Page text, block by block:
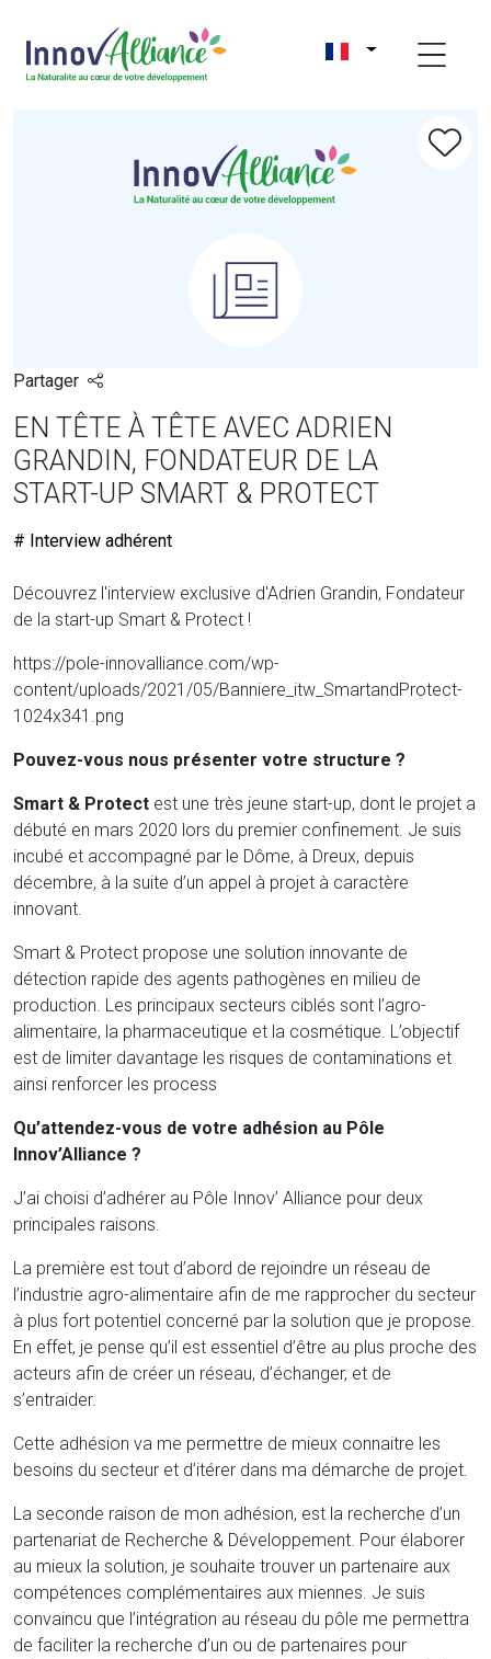
Partager
EN TÊTE À TÊTE AVEC ADRIEN
GRANDIN, FONDATEUR DE LA
START-UP SMART & PROTECT
# Interview adhérent
Découvrez l'interview exclusive d'Adrien Grandin, Fondateur
de la start-up Smart & Protect !
https://pole-innovalliance.com/wp-
content/uploads/2021/05/Banniere_itw_SmartandProtect-
1024x341.png
Pouvez-vous nous présenter votre structure ?
Smart & Protect est une très jeune start-up, dont le projet a
débuté en mars 2020 lors du premier confinement. Je suis
incubé et accompagné par le Dôme, à Dreux, depuis
décembre, à la suite d’un appel à projet à caractère
innovant.
Smart & Protect propose une solution innovante de
détection rapide des agents pathogènes en milieu de
production. Les principaux secteurs ciblés sont l’agro-
alimentaire, la pharmaceutique et la cosmétique. L’objectif
est de limiter davantage les risques de contaminations et
ainsi renforcer les process
Qu’attendez-vous de votre adhésion au Pôle
Innov’Alliance ?
J’ai choisi d’adhérer au Pôle Innov’ Alliance pour deux
principales raisons.
La première est tout d’abord de rejoindre un réseau de
l’industrie agro-alimentaire afin de me rapprocher du secteur
à plus fort potentiel concerné par la solution que je propose.
En effet, je pense qu’il est essentiel d’être au plus proche des
acteurs afin de créer un réseau, d’échanger, et de
s’entraider.
Cette adhésion va me permettre de mieux connaitre les
besoins du secteur et d’itérer dans ma démarche de projet.
La seconde raison de mon adhésion, est la recherche d’un
partenariat de Recherche & Développement. Pour élaborer
au mieux la solution, je souhaite trouver un partenaire aux
compétences complémentaires aux miennes. Je suis
convaincu que l’intégration au réseau du pôle me permettra
de faciliter la recherche d’un ou de partenaires pour